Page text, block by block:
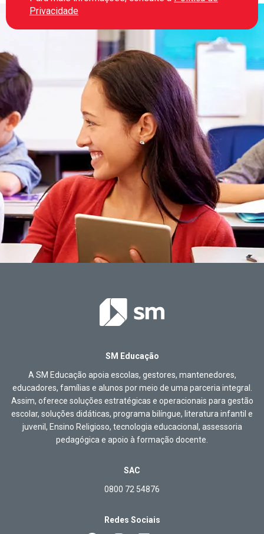
Privacidade
SM Educação
A SM Educação apoia escolas, gestores, mantenedores,
educadores, famílias e alunos por meio de uma parceria integral.
Assim, oferece soluções estratégicas e operacionais para gestão
escolar, soluções didáticas, programa bilíngue, literatura infantil e
juvenil, Ensino Religioso, tecnologia educacional, assessoria
pedagógica e apoio à formação docente.
SAC
0800 72 54876
Redes Sociais